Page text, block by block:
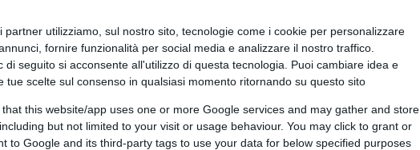
partner utilizziamo, sul nostro sito, tecnologie come i cookie per personalizzare
fornire funzionalità per social media e analizzare il nostro traffico.
di seguito si acconsente all'utilizzo di questa tecnologia. Puoi cambiare idea e
tue scelte sul consenso in qualsiasi momento ritornando su questo sito
that this website/app uses one or more Google services and may gather and store
but not limited to your visit or usage behaviour. You may click to grant or
to Google and its third-party tags to use your data for below specified purposes
0:00
scritto con amarezza perché aspettavano
e non trascurerà di trarre
la nuova definizione di quello che fu